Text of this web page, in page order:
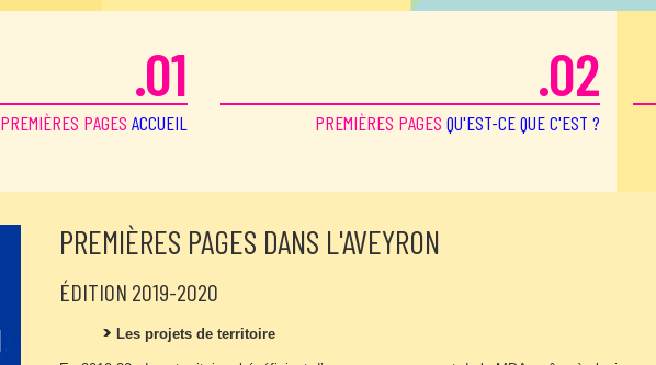
.01
PREMIÈRES PAGES ACCUEIL
.02
PREMIÈRES PAGES QU'EST-CE QUE C'EST ?
PREMIÈRES PAGES DANS L'AVEYRON
ÉDITION 2019-2020
Les projets de territoire